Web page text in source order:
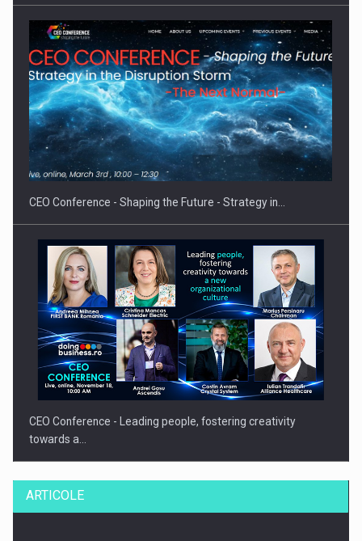
CEO Conference - Shaping the Future - Strategy in…
CEO Conference - Leading people, fostering creativity
towards a…
ARTICOLE